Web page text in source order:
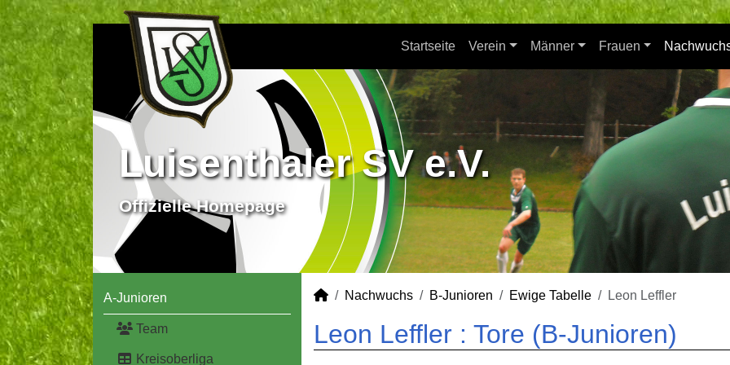
Startseite Verein Männer Frauen
Luisenthaler SV e.V.
Offizielle Homepage
A-Junioren
Team
Kreisoberliga
Nachwuchs B-Junioren Ewige Tabelle Leon Leffler
Leon Leffler : Tore (B-Junioren)